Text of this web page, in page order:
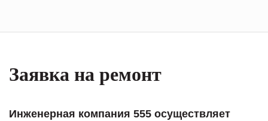
Заявка на ремонт
Инженерная компания 555 осуществляет